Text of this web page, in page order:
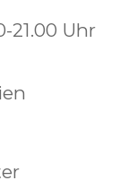
21.00 Uhr